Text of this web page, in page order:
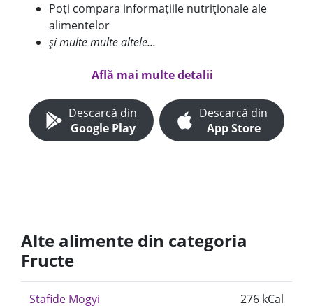
Poți compara informațiile nutriționale ale
alimentelor
și multe multe altele...
Află mai multe detalii
Descarcă din
Google Play
Descarcă din
App Store
Alte alimente din categoria
Fructe
Stafide Mogyi 276 kCal